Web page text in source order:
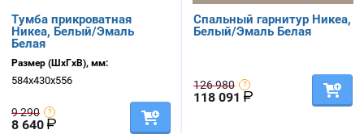
Тумба прикроватная
Никеа, Белый/Эмаль
Белая
Размер (ШхГхВ), мм:
584х430х556
9 290
8 640
Спальный гарнитур Никеа,
Белый/Эмаль Белая
126 980
118 091